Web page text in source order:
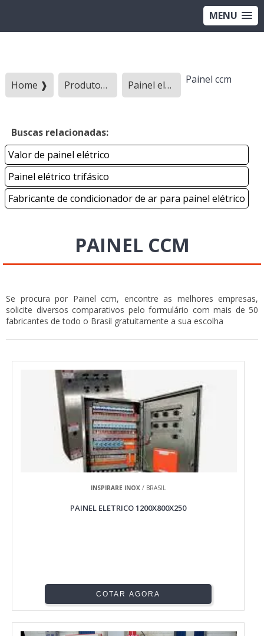
MENU
Home ❱ Produtos ❱ Painel eletrico - Categoria ❱ Painel ccm
Buscas relacionadas:
Valor de painel elétrico
Painel elétrico trifásico
Fabricante de condicionador de ar para painel elétrico
PAINEL CCM
Se procura por Painel ccm, encontre as melhores empresas,
solicite diversos comparativos pelo formulário com mais de 50
fabricantes de todo o Brasil gratuitamente a sua escolha
INSPIRARE INOX / BRASIL
PAINEL ELETRICO 1200X800X250
COTAR AGORA